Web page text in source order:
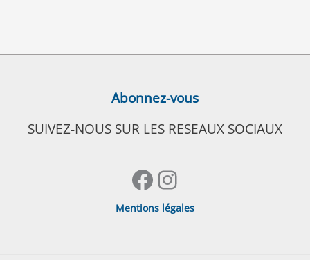
Abonnez-vous
SUIVEZ-NOUS SUR LES RESEAUX SOCIAUX
Facebook
Instagram
Mentions légales